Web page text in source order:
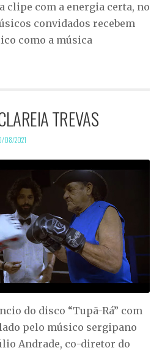
clipe com a energia certa, no
convidados recebem
como a música
TREVAS
08/2021
do disco “Tupã-Rá” com
pelo músico sergipano
Andrade, co-diretor do